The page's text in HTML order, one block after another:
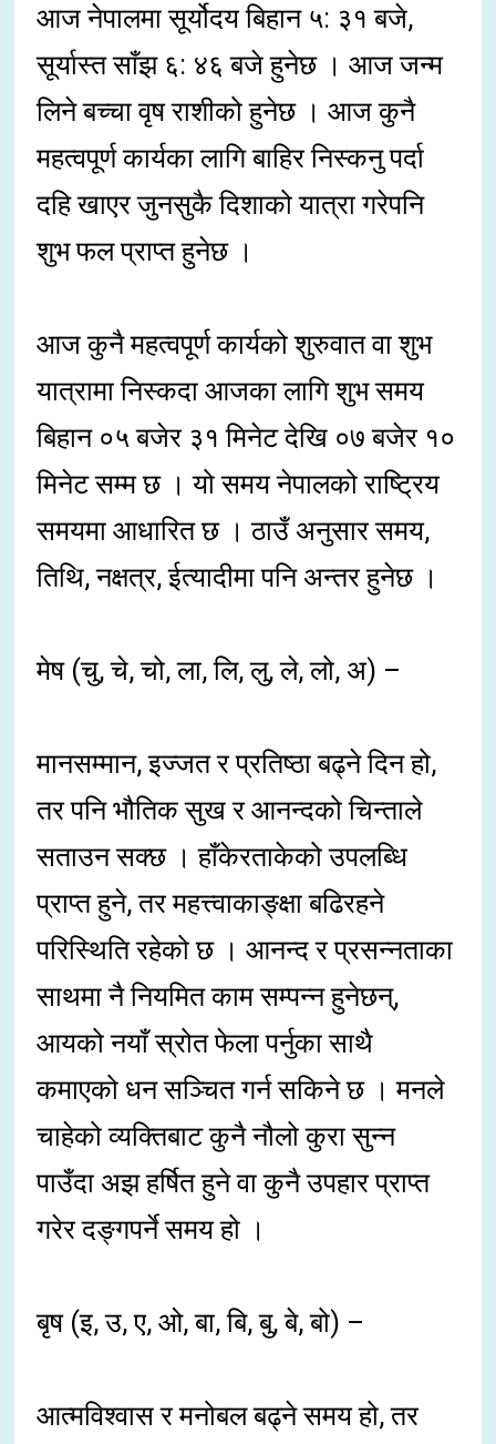
आज नेपालमा सूर्योदय बिहान ५: ३१ बजे,
सूर्यास्त साँझ ६: ४६ बजे हुनेछ । आज जन्म
लिने बच्चा वृष राशीको हुनेछ । आज कुनै
महत्वपूर्ण कार्यका लागि बाहिर निस्कनु पर्दा
दहि खाएर जुनसुकै दिशाको यात्रा गरेपनि
शुभ फल प्राप्त हुनेछ ।
आज कुनै महत्वपूर्ण कार्यको शुरुवात वा शुभ
यात्रामा निस्कदा आजका लागि शुभ समय
बिहान ०५ बजेर ३१ मिनेट देखि ०७ बजेर १०
मिनेट सम्म छ । यो समय नेपालको राष्ट्रिय
समयमा आधारित छ । ठाउँ अनुसार समय,
तिथि, नक्षत्र, ईत्यादीमा पनि अन्तर हुनेछ ।
मेष (चु, चे, चो, ला, लि, लु, ले, लो, अ) –
मानसम्मान, इज्जत र प्रतिष्ठा बढ्ने दिन हो,
तर पनि भौतिक सुख र आनन्दको चिन्ताले
सताउन सक्छ । हाँकेरताकेको उपलब्धि
प्राप्त हुने, तर महत्त्वाकाङ्क्षा बढिरहने
परिस्थिति रहेको छ । आनन्द र प्रसन्नताका
साथमा नै नियमित काम सम्पन्न हुनेछन्,
आयको नयाँ स्रोत फेला पर्नुका साथै
कमाएको धन सञ्चित गर्न सकिने छ । मनले
चाहेको व्यक्तिबाट कुनै नौलो कुरा सुन्न
पाउँदा अझ हर्षित हुने वा कुनै उपहार प्राप्त
गरेर दङ्गपर्ने समय हो ।
बृष (इ, उ, ए, ओ, बा, बि, बु, बे, बो) –
आत्मविश्वास र मनोबल बढ्ने समय हो, तर